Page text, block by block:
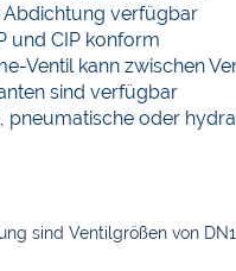
Abdichtung verfügbar
und CIP konform
Ventil kann zwischen
sind verfügbar
pneumatische oder
sind Ventilgrößen von